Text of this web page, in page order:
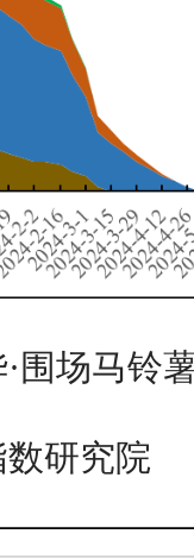
·围场马铃
研究院